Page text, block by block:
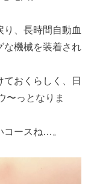
、長時間自動血
な機械を装着され
おくらしく、日
〜っとなりま
コースね…。